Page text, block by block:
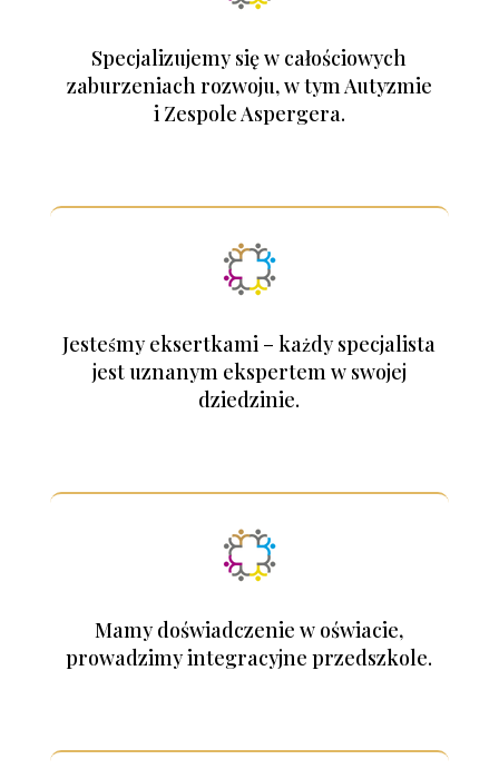
Specjalizujemy się w całościowych
zaburzeniach rozwoju, w tym Autyzmie
i Zespole Aspergera.
Jesteśmy eksertkami – każdy specjalista
jest uznanym ekspertem w swojej
dziedzinie.
Mamy doświadczenie w oświacie,
prowadzimy integracyjne przedszkole.